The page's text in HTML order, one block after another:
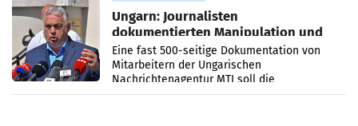
Ungarn: Journalisten
dokumentierten Manipulation und
Zensur
Eine fast 500-seitige Dokumentation von
Mitarbeitern der Ungarischen
Nachrichtenagentur MTI soll die
systematische Nachrichten-Manipulation und